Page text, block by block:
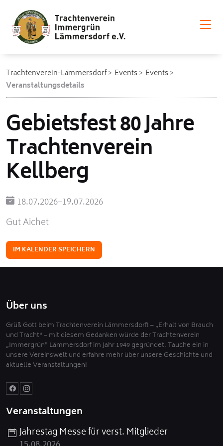
Trachtenverein-Lämmersdorf Events
Events
Veranstaltungsdetails
Gebietsfest 80 Jahre
Trachtenverein
Kellberg
18.07.2026–19.07.2026
Gut Aichet
IM KALENDER SPEICHERN
Über uns
Grüß Gott beim Trachtenverein Lämmersdorf! – „Erhalt von Brauch
und Tracht“ – mit diesem Gedanken würde der Trachtenverein
„Immergrün“ Lämmersdorf im Jahr 1949 gegründet. Tauche ein in
unsere Vereinswelt und erfahre mehr über unsere Geschichte und
aktuelle Veranstaltungen!
Veranstaltungen
Jahrestag Messe für verst. Mitglieder